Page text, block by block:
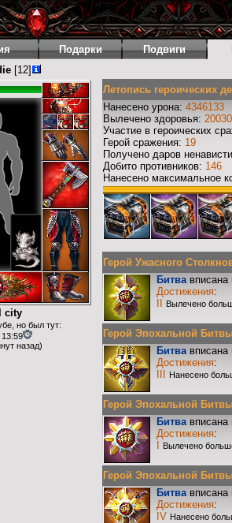
Подарки Подвиги
[12]
city
но был тут:
назад)
Летопись героических
Нанесено урона: 4346133
Вылечено здоровья:
Участие в героических
Герой сражения: 19
Получено даров
Добито противников: 146
Нанесено максимальное
Герой Ужасного
Битвавписана
Достижения:
Вылечено
Герой Эпохальной
Битвавписана
Достижения:
Нанесено
Герой Эпохальной
Битвавписана
Достижения:
Вылечено
Герой Эпохальной
Битвавписана
Достижения:
IV Нанесено